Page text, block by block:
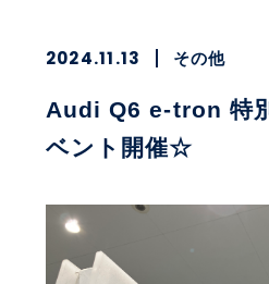
2024.11.13 その他
Audi Q6 e-tron 特
ベント開催☆